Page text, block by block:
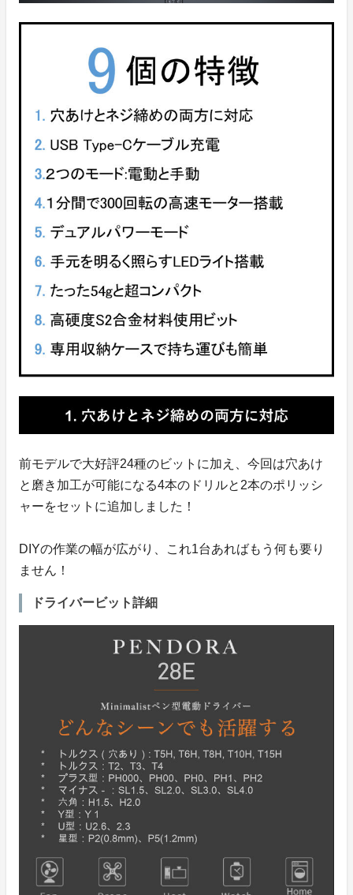
前モデルで大好評24種のビットに加え、今回は穴あけ
と磨き加工が可能になる4本のドリルと2本のポリッシ
ャーをセットに追加しました！
DIYの作業の幅が広がり、これ1台あればもう何も要り
ません！
ドライバービット詳細